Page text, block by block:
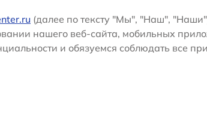
(далее по тексту "Мы", "Наш",
нашего веб-сайта, мобильных
и обязуемся соблюдать все